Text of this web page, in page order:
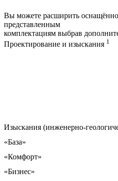
Вы можете расширить
представленным
комплектациям выбрав
Проектирование и изыскания 1
Изыскания (инженерно-
«База»
«Комфорт»
«Бизнес»